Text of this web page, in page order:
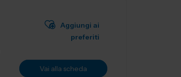
Aggiungi ai
preferiti
Vai alla scheda